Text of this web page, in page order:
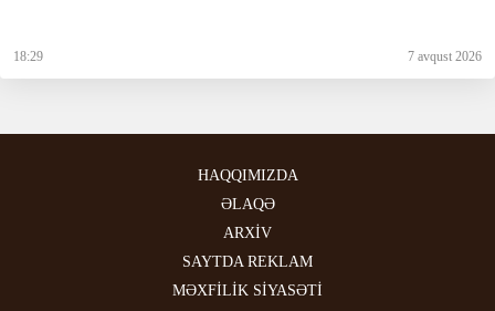
18:29 7 avqust 2026
HAQQIMIZDA
ƏLAQƏ
ARXİV
SAYTDA REKLAM
MƏXFİLİK SİYASƏTİ